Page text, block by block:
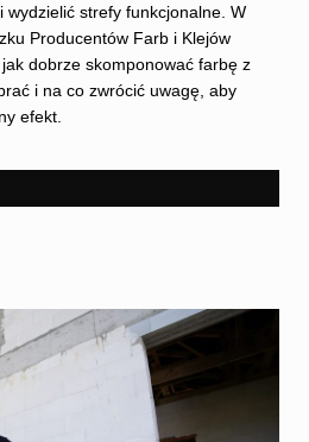
wydzielić strefy funkcjonalne. W
Producentów Farb i Klejów
dobrze skomponować farbę z
i na co zwrócić uwagę, aby
efekt.